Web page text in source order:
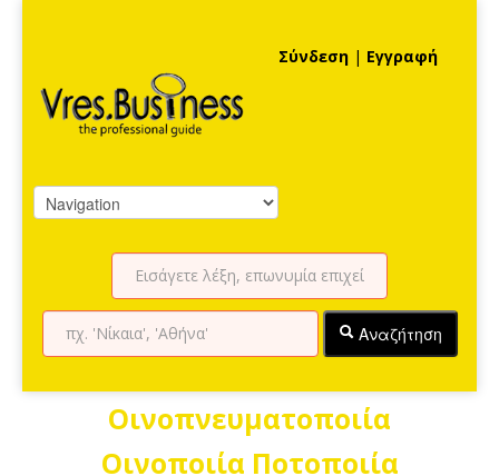
Σύνδεση | Εγγραφή
Αναζήτηση
Οινοπνευματοποιία
Οινοποιία Ποτοποιία